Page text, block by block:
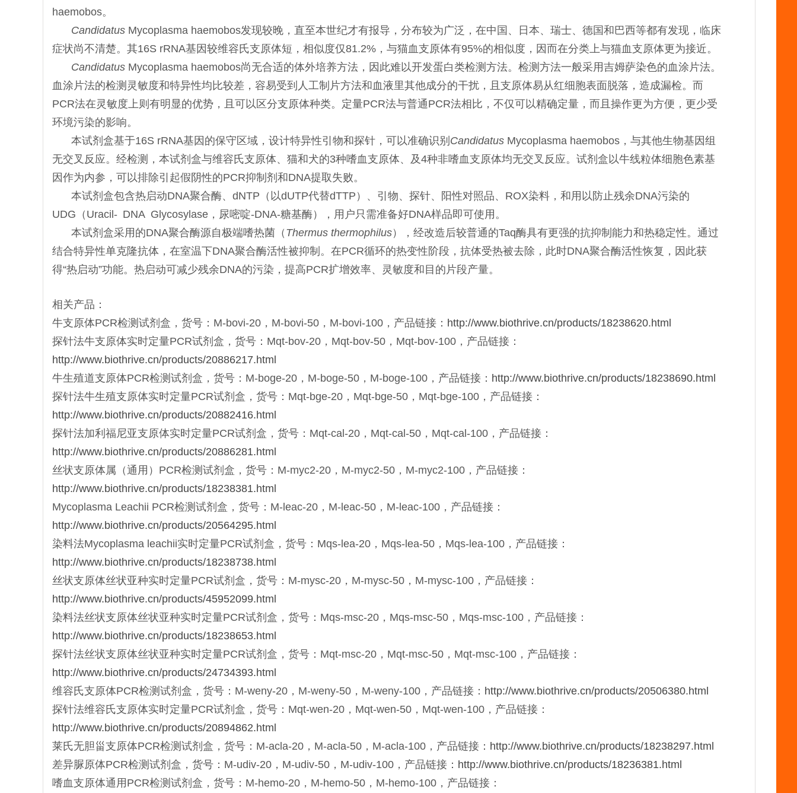
haemobos。
Candidatus Mycoplasma haemobos发现较晚，直至本世纪才有报导，分布较为广泛，在中国、日本、瑞士、德国和巴西等都有发现，临床
症状尚不清楚。其16S rRNA基因较维容氏支原体短，相似度仅81.2%，与猫血支原体有95%的相似度，因而在分类上与猫血支原体更为接近。
Candidatus Mycoplasma haemobos尚无合适的体外培养方法，因此难以开发蛋白类检测方法。检测方法一般采用吉姆萨染色的血涂片法。
血涂片法的检测灵敏度和特异性均比较差，容易受到人工制片方法和血液里其他成分的干扰，且支原体易从红细胞表面脱落，造成漏检。而
PCR法在灵敏度上则有明显的优势，且可以区分支原体种类。定量PCR法与普通PCR法相比，不仅可以精确定量，而且操作更为方便，更少受
环境污染的影响。
本试剂盒基于16S rRNA基因的保守区域，设计特异性引物和探针，可以准确识别 Candidatus Mycoplasma haemobos，与其他生物基因组
无交叉反应。经检测，本试剂盒与维容氏支原体、猫和犬的3种嗜血支原体、及4种非嗜血支原体均无交叉反应。试剂盒以牛线粒体细胞色素基
因作为内参，可以排除引起假阴性的PCR抑制剂和DNA提取失败。
本试剂盒包含热启动DNA聚合酶、dNTP（以dUTP代替dTTP）、引物、探针、阳性对照品、ROX染料，和用以防止残余DNA污染的
UDG（Uracil- DNA Glycosylase，尿嘧啶-DNA-糖基酶），用户只需准备好DNA样品即可使用。
本试剂盒采用的DNA聚合酶源自极端嗜热菌（ Thermus thermophilus），经改造后较普通的Taq酶具有更强的抗抑制能力和热稳定性。通过
结合特异性单克隆抗体，在室温下DNA聚合酶活性被抑制。在PCR循环的热变性阶段，抗体受热被去除，此时DNA聚合酶活性恢复，因此获
得“热启动”功能。热启动可减少残余DNA的污染，提高PCR扩增效率、灵敏度和目的片段产量。
相关产品：
牛支原体PCR检测试剂盒，货号：M-bovi-20，M-bovi-50，M-bovi-100，产品链接： http://www.biothrive.cn/products/18238620.html
探针法牛支原体实时定量PCR试剂盒，货号：Mqt-bov-20，Mqt-bov-50，Mqt-bov-100，产品链接：
http://www.biothrive.cn/products/20886217.html
牛生殖道支原体PCR检测试剂盒，货号：M-boge-20，M-boge-50，M-boge-100，产品链接： http://www.biothrive.cn/products/18238690.html
探针法牛生殖支原体实时定量PCR试剂盒，货号：Mqt-bge-20，Mqt-bge-50，Mqt-bge-100，产品链接：
http://www.biothrive.cn/products/20882416.html
探针法加利福尼亚支原体实时定量PCR试剂盒，货号：Mqt-cal-20，Mqt-cal-50，Mqt-cal-100，产品链接：
http://www.biothrive.cn/products/20886281.html
丝状支原体属（通用）PCR检测试剂盒，货号：M-myc2-20，M-myc2-50，M-myc2-100，产品链接：
http://www.biothrive.cn/products/18238381.html
Mycoplasma Leachii PCR检测试剂盒，货号：M-leac-20，M-leac-50，M-leac-100，产品链接：
http://www.biothrive.cn/products/20564295.html
染料法Mycoplasma leachii实时定量PCR试剂盒，货号：Mqs-lea-20，Mqs-lea-50，Mqs-lea-100，产品链接：
http://www.biothrive.cn/products/18238738.html
丝状支原体丝状亚种实时定量PCR试剂盒，货号：M-mysc-20，M-mysc-50，M-mysc-100，产品链接：
http://www.biothrive.cn/products/45952099.html
染料法丝状支原体丝状亚种实时定量PCR试剂盒，货号：Mqs-msc-20，Mqs-msc-50，Mqs-msc-100，产品链接：
http://www.biothrive.cn/products/18238653.html
探针法丝状支原体丝状亚种实时定量PCR试剂盒，货号：Mqt-msc-20，Mqt-msc-50，Mqt-msc-100，产品链接：
http://www.biothrive.cn/products/24734393.html
维容氏支原体PCR检测试剂盒，货号：M-weny-20，M-weny-50，M-weny-100，产品链接： http://www.biothrive.cn/products/20506380.html
探针法维容氏支原体实时定量PCR试剂盒，货号：Mqt-wen-20，Mqt-wen-50，Mqt-wen-100，产品链接：
http://www.biothrive.cn/products/20894862.html
莱氏无胆甾支原体PCR检测试剂盒，货号：M-acla-20，M-acla-50，M-acla-100，产品链接： http://www.biothrive.cn/products/18238297.html
差异脲原体PCR检测试剂盒，货号：M-udiv-20，M-udiv-50，M-udiv-100，产品链接： http://www.biothrive.cn/products/18236381.html
嗜血支原体通用PCR检测试剂盒，货号：M-hemo-20，M-hemo-50，M-hemo-100，产品链接：